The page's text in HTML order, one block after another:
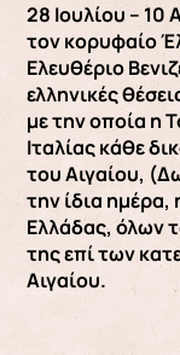
28 Ιουλίου –
τον κορυφαίο
Ελευθέριο
ελληνικές
με την οποία η
Ιταλίας κάθε
του Αιγαίου,
την ίδια ημέρα,
Ελλάδας, όλων
της επί των
Αιγαίου.